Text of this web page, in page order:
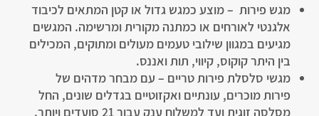
מגש פירות – מוצע כמגש גדול או קטן המתאים לכיבוד
אלגנטי לאורחים או כמתנה מקורית ומרשימה. המגשים
מגיעים במגוון שילובי טעמים מעולים ומתוקים, המכילים
בין היתר קוקוס, קיווי, תות ואננס.
מגשי סלסלת פירות טריים – עם מבחר מדהים של
פירות מוכרים, עונתיים ואקזוטיים בגדלים שונים, החל
מסלסה זוגית ועד למשלוח ענק עבור 21 סועדים ויותר.